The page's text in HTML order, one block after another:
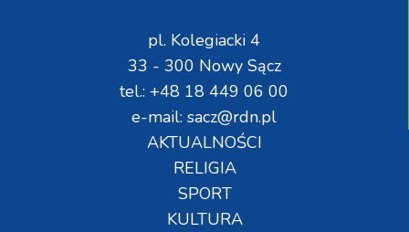
pl. Kolegiacki 4
33 - 300 Nowy Sącz
tel.: +48 18 449 06 00
e-mail: sacz@rdn.pl
AKTUALNOŚCI
RELIGIA
SPORT
KULTURA